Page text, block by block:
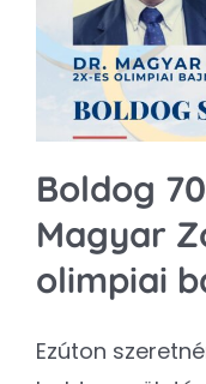
Boldog
Magyar
olimpiai
Ezúton